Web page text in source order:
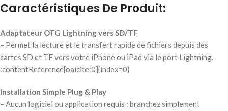
Caractéristiques De Produit:
Adaptateur OTG Lightning vers SD/TF
– Permet la lecture et le transfert rapide de fichiers depuis des
cartes SD et TF vers votre iPhone ou iPad via le port Lightning.
:contentReference[oaicite:0]{index=0}
Installation Simple Plug & Play
– Aucun logiciel ou application requis : branchez simplement